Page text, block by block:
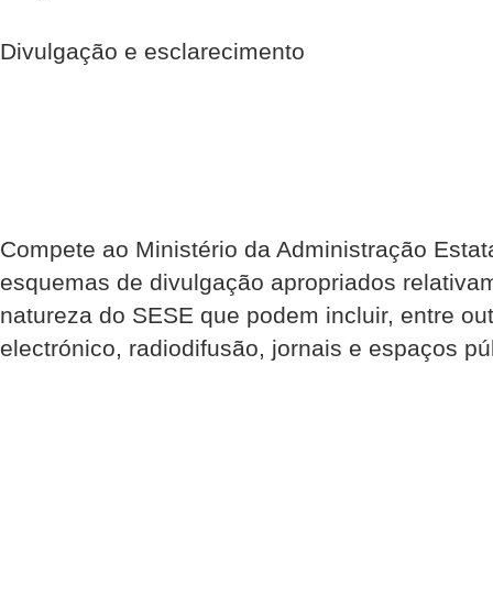
Divulgação e esclarecimento
Compete ao Ministério da Administração
esquemas de divulgação apropriados
natureza do SESE que podem incluir, entre
electrónico, radiodifusão, jornais e espaços